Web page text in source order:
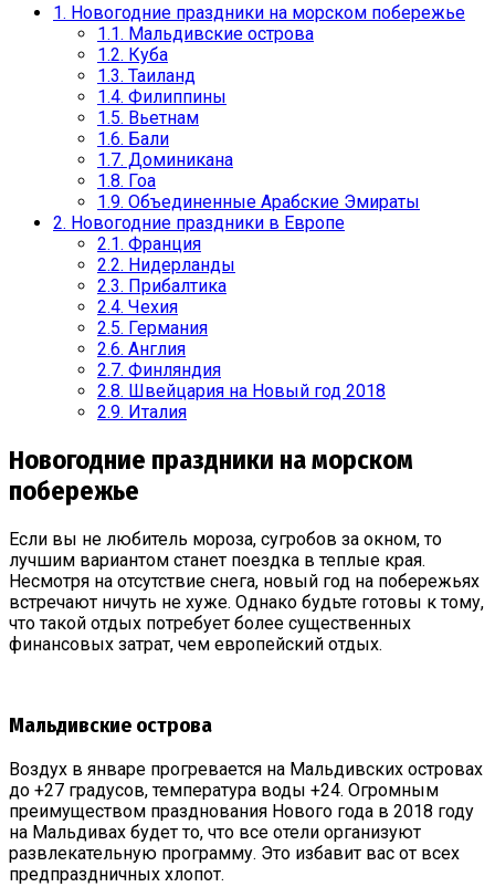
1. Новогодние праздники на морском побережье
1.1. Мальдивские острова
1.2. Куба
1.3. Таиланд
1.4. Филиппины
1.5. Вьетнам
1.6. Бали
1.7. Доминикана
1.8. Гоа
1.9. Объединенные Арабские Эмираты
2. Новогодние праздники в Европе
2.1. Франция
2.2. Нидерланды
2.3. Прибалтика
2.4. Чехия
2.5. Германия
2.6. Англия
2.7. Финляндия
2.8. Швейцария на Новый год 2018
2.9. Италия
Новогодние праздники на морском
побережье
Если вы не любитель мороза, сугробов за окном, то
лучшим вариантом станет поездка в теплые края.
Несмотря на отсутствие снега, новый год на побережьях
встречают ничуть не хуже. Однако будьте готовы к тому,
что такой отдых потребует более существенных
финансовых затрат, чем европейский отдых.
Мальдивские острова
Воздух в январе прогревается на Мальдивских островах
до +27 градусов, температура воды +24. Огромным
преимуществом празднования Нового года в 2018 году
на Мальдивах будет то, что все отели организуют
развлекательную программу. Это избавит вас от всех
предпраздничных хлопот.